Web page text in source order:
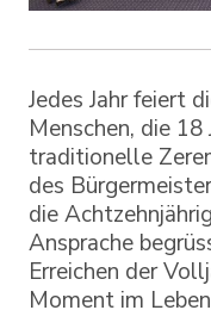
Jedes Jahr feiert
Menschen, die
traditionelle
des
die
Ansprache
Erreichen der
Moment im